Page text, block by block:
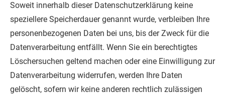
Soweit innerhalb dieser Datenschutzerklärung keine
speziellere Speicherdauer genannt wurde, verbleiben Ihre
personenbezogenen Daten bei uns, bis der Zweck für die
Datenverarbeitung entfällt. Wenn Sie ein berechtigtes
Löschersuchen geltend machen oder eine Einwilligung zur
Datenverarbeitung widerrufen, werden Ihre Daten
gelöscht, sofern wir keine anderen rechtlich zulässigen